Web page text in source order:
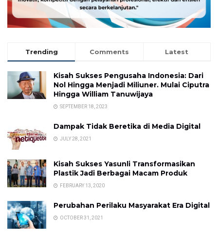
Trending Comments Latest
Kisah Sukses Pengusaha Indonesia: Dari
Nol Hingga Menjadi Miliuner. Mulai Ciputra
Hingga William Tanuwijaya
SEPTEMBER 18, 2023
Dampak Tidak Beretika di Media Digital
JULY 28, 2021
Kisah Sukses Yasunli Transformasikan
Plastik Jadi Berbagai Macam Produk
FEBRUARY 13, 2020
Perubahan Perilaku Masyarakat Era Digital
OCTOBER 31, 2021